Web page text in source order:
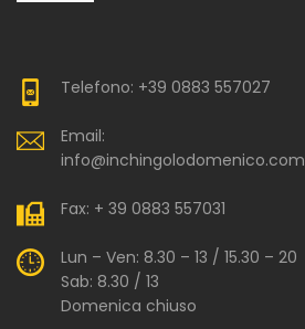
Telefono: +39 0883 557027
Email:
info@inchingolodomenico.com
Fax: + 39 0883 557031
Lun – Ven: 8.30 – 13 / 15.30 – 20
Sab: 8.30 / 13
Domenica chiuso